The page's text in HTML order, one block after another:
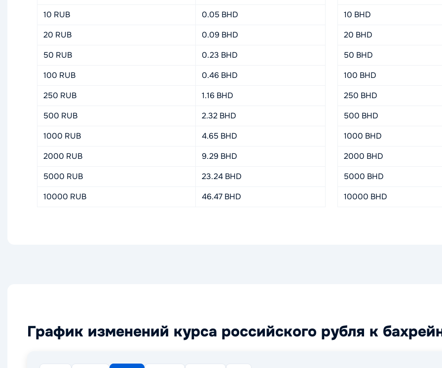
10 RUB
0.05 BHD
20 RUB
0.09 BHD
50 RUB
0.23 BHD
100 RUB
0.46 BHD
250 RUB
1.16 BHD
500 RUB
2.32 BHD
1000 RUB
4.65 BHD
2000 RUB
9.29 BHD
5000 RUB
23.24 BHD
10000 RUB
46.47 BHD
10 BHD
20 BHD
50 BHD
100 BHD
250 BHD
500 BHD
1000 BHD
2000 BHD
5000 BHD
10000 BHD
График изменений курса российского рубля к